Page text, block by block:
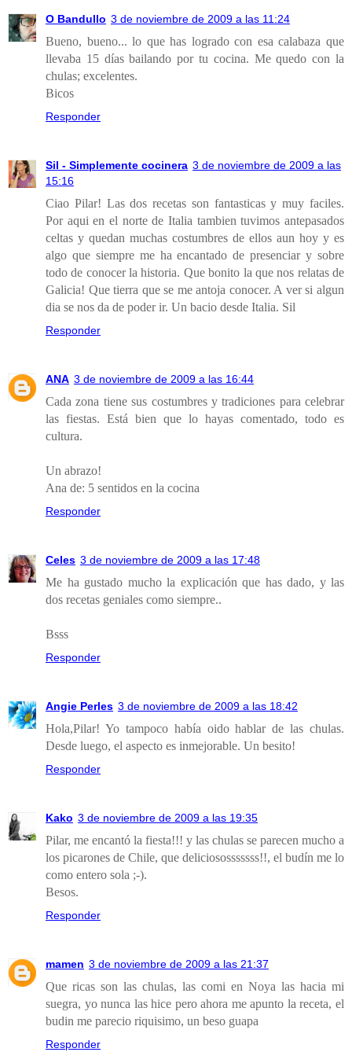
O Bandullo 3 de noviembre de 2009 a las 11:24
Bueno, bueno... lo que has logrado con esa calabaza que
llevaba 15 días bailando por tu cocina. Me quedo con la
chulas; excelentes.
Bicos
Responder
Sil - Simplemente cocinera 3 de noviembre de 2009 a las
15:16
Ciao Pilar! Las dos recetas son fantasticas y muy faciles.
Por aqui en el norte de Italia tambien tuvimos antepasados
celtas y quedan muchas costumbres de ellos aun hoy y es
algo que siempre me ha encantado de presenciar y sobre
todo de conocer la historia. Que bonito la que nos relatas de
Galicia! Que tierra que se me antoja conocer. A ver si algun
dia se nos da de poder ir. Un bacio desde Italia. Sil
Responder
ANA 3 de noviembre de 2009 a las 16:44
Cada zona tiene sus costumbres y tradiciones para celebrar
las fiestas. Está bien que lo hayas comentado, todo es
cultura.
Un abrazo!
Ana de: 5 sentidos en la cocina
Responder
Celes 3 de noviembre de 2009 a las 17:48
Me ha gustado mucho la explicación que has dado, y las
dos recetas geniales como siempre..
Bsss
Responder
Angie Perles 3 de noviembre de 2009 a las 18:42
Hola,Pilar! Yo tampoco había oido hablar de las chulas.
Desde luego, el aspecto es inmejorable. Un besito!
Responder
Kako 3 de noviembre de 2009 a las 19:35
Pilar, me encantó la fiesta!!! y las chulas se parecen mucho a
los picarones de Chile, que deliciososssssss!!, el budín me lo
como entero sola ;-).
Besos.
Responder
mamen 3 de noviembre de 2009 a las 21:37
Que ricas son las chulas, las comi en Noya las hacia mi
suegra, yo nunca las hice pero ahora me apunto la receta, el
budin me parecio riquisimo, un beso guapa
Responder